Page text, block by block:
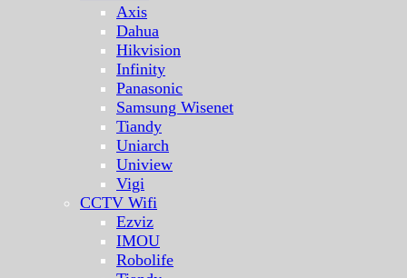
Axis
Dahua
Hikvision
Infinity
Panasonic
Samsung Wisenet
Tiandy
Uniarch
Uniview
Vigi
CCTV Wifi
Ezviz
IMOU
Robolife